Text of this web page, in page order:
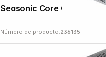
Número de producto:236135